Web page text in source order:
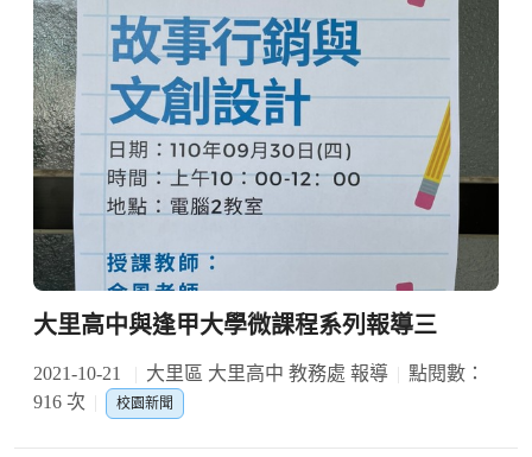
大里高中與逢甲大學微課程系列報導三
2021-10-21 大里區 大里高中 教務處 報導
點閱數：
916 次
校園新聞